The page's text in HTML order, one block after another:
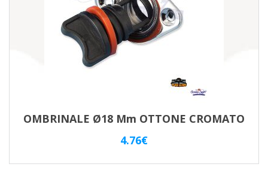
OMBRINALE Ø18 Mm OTTONE CROMATO
4.76€